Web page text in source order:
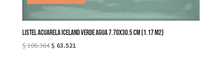
LISTEL ACUARELA ICELAND VERDE AGUA 7.70X30.5 cm (1.17 M2)
$106.364 El
$ 63.521El